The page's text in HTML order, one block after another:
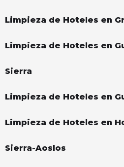
Limpieza de Hoteles en
Limpieza de Hoteles en
Sierra
Limpieza de Hoteles en
Limpieza de Hoteles en
Sierra-Aoslos